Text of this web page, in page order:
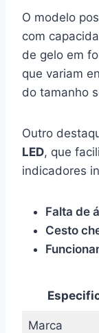
O modelo
com
de gelo em
que variam
do tamanho
Outro
LED, que
indicadores
Falta de
Cesto
Marca